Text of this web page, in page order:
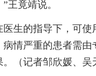
王竟靖说。
的指导下，可使
情严重的患者需
（记者邹欣媛、吴